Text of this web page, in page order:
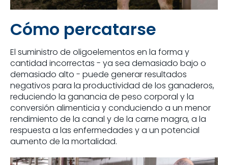
Cómo percatarse
El suministro de oligoelementos en la forma y
cantidad incorrectas - ya sea demasiado bajo o
demasiado alto - puede generar resultados
negativos para la productividad de los ganaderos,
reduciendo la ganancia de peso corporal y la
conversión alimenticia y conduciendo a un menor
rendimiento de la canal y de la carne magra, a la
respuesta a las enfermedades y a un potencial
aumento de la mortalidad.